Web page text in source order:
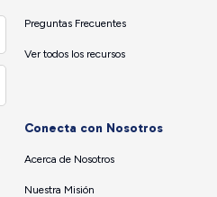
Preguntas Frecuentes
Ver todos los recursos
Conecta con Nosotros
Acerca de Nosotros
Nuestra Misión